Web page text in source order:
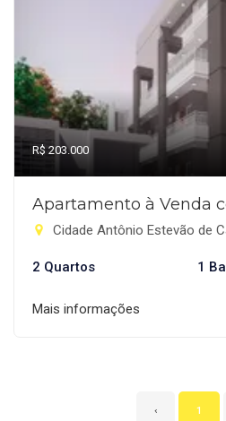
R$ 203.000
Apartamento à Venda
Cidade Antônio Estevão de
2 Quartos 1
Mais informações
‹ 1